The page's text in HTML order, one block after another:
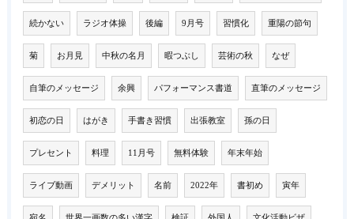
続かない ラジオ体操 後編 9月号 習慣化 重陽の節句
菊 お月見 中秋の名月 暇つぶし 芸術の秋 なぜ
自筆のメッセージ 余興 パフォーマンス書道 直筆のメッセージ
初恋の日 はがき 手書き習慣 出張教室 孫の日
プレセント 料理 11月号 無料体験 年末年始
ライブ動画 デメリット 名前 2022年 書初め 寅年